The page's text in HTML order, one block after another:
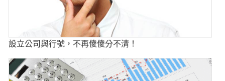
設立公司與行號，不再傻傻分不清！